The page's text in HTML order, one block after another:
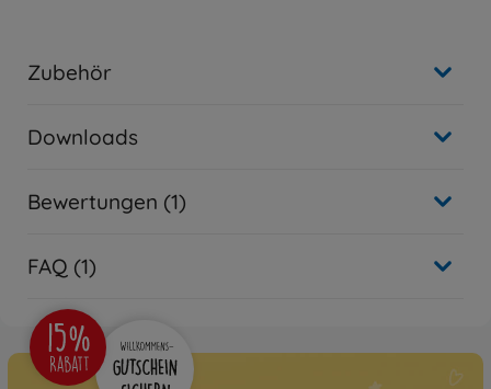
Zubehör
Downloads
Bewertungen (1)
FAQ (1)